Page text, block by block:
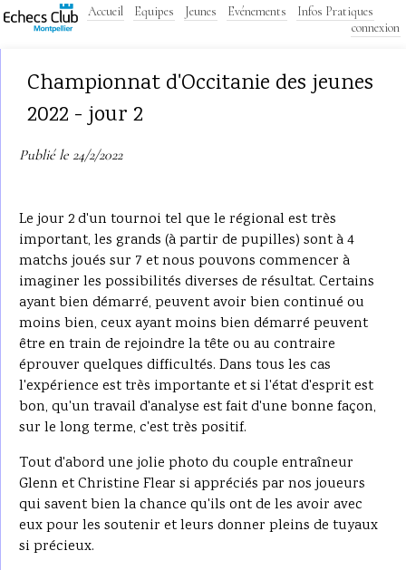
Accueil Equipes Jeunes Evénements
Infos Pratiques
connexion
Championnat d'Occitanie des jeunes
2022 - jour 2
Publié le 24/2/2022
Le jour 2 d'un tournoi tel que le régional est très
important, les grands (à partir de pupilles) sont à 4
matchs joués sur 7 et nous pouvons commencer à
imaginer les possibilités diverses de résultat. Certains
ayant bien démarré, peuvent avoir bien continué ou
moins bien, ceux ayant moins bien démarré peuvent
être en train de rejoindre la tête ou au contraire
éprouver quelques difficultés. Dans tous les cas
l'expérience est très importante et si l'état d'esprit est
bon, qu'un travail d'analyse est fait d'une bonne façon,
sur le long terme, c'est très positif.
Tout d'abord une jolie photo du couple entraîneur
Glenn et Christine Flear si appréciés par nos joueurs
qui savent bien la chance qu'ils ont de les avoir avec
eux pour les soutenir et leurs donner pleins de tuyaux
si précieux.